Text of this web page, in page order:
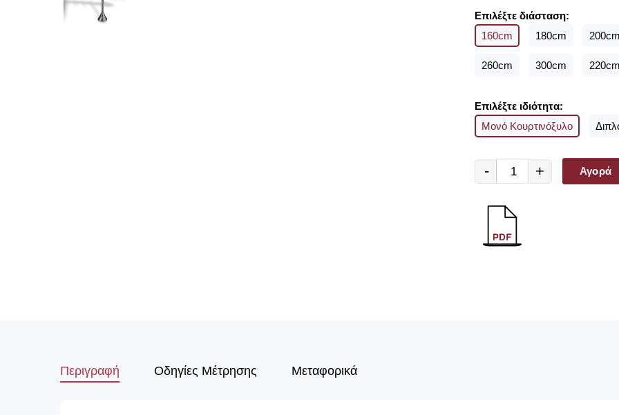
Επιλέξτε διάσταση:
160cm
180cm 200cm
260cm 300cm 220cm
Επιλέξτε ιδιότητα:
Μονό Κουρτινόξυλο
- + Αγορά
Περιγραφή Οδηγίες Μέτρησης Μεταφορικά